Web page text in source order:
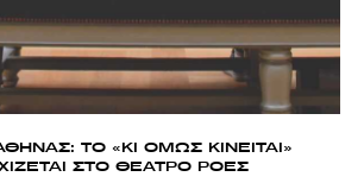
ΤΟ «ΚΙ ΟΜΩΣ ΚΙΝΕΙΤΑΙ»
ΣΤΟ ΘΕΑΤΡΟ ΡΟΕΣ